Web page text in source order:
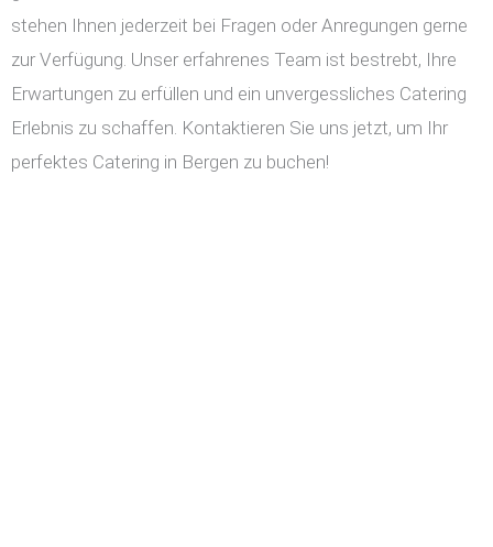
stehen Ihnen jederzeit bei Fragen oder Anregungen gerne
zur Verfügung. Unser erfahrenes Team ist bestrebt, Ihre
Erwartungen zu erfüllen und ein unvergessliches Catering
Erlebnis zu schaffen. Kontaktieren Sie uns jetzt, um Ihr
perfektes Catering in Bergen zu buchen!